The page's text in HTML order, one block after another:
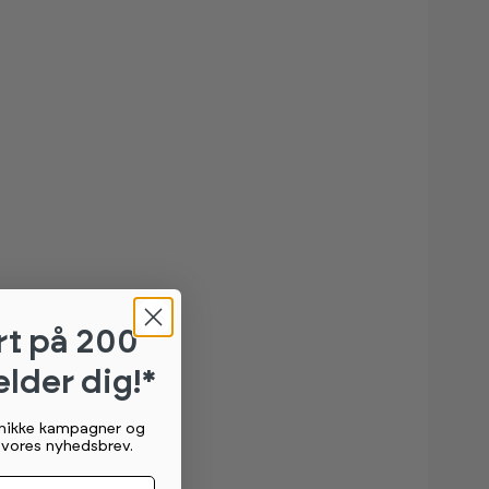
på 200
dig!*
kampagner og
nyhedsbrev.